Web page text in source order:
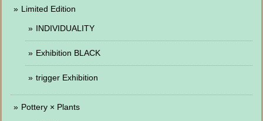
Limited Edition
INDIVIDUALITY
Exhibition BLACK
trigger Exhibition
Pottery × Plants